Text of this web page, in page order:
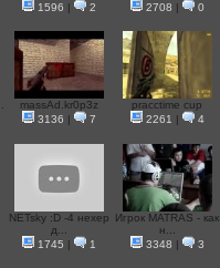
1596 | 2
2708 | 0
massAd.kr0p3z
3136 | 7
pracctime cup
2261 | 4
NETsky :D -4 нехер
д...
1745 | 1
Игрок MATRAS - как
н...
3348 | 3